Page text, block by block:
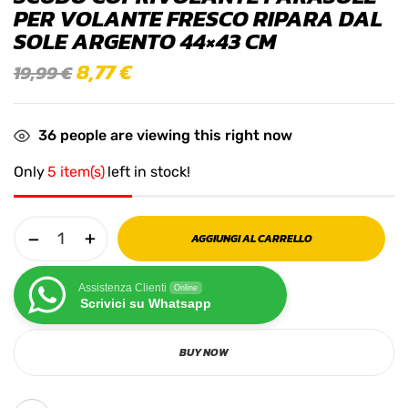
PER VOLANTE FRESCO RIPARA DAL
SOLE ARGENTO 44×43 CM
19,99€8,77€
36 people are viewing this right now
Only5 item(s) left in stock!
AGGIUNGI AL CARRELLO
Assistenza Clienti Online
Scrivici su Whatsapp
BUY NOW